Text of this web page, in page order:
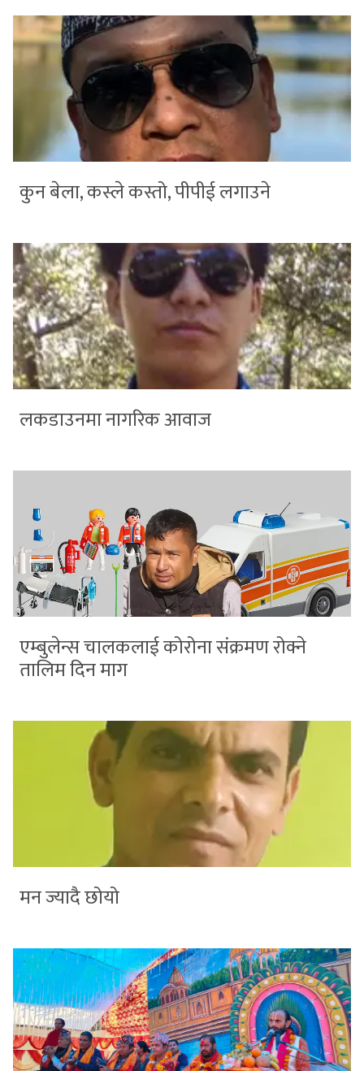
कुन बेला, कस्ले कस्तो, पीपीई लगाउने
लकडाउनमा नागरिक आवाज
एम्बुलेन्स चालकलाई कोरोना संक्रमण रोक्ने
तालिम दिन माग
मन ज्यादै छोयो